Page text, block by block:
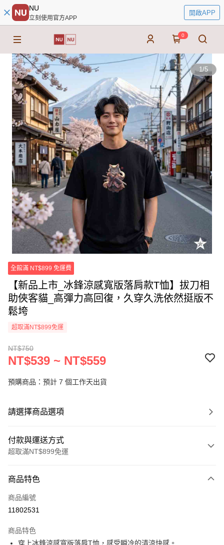
NU
立刻使用官方APP
開啟APP
0
1/5
全館滿 NT$899 免運費
【新品上市_冰鋒涼感寬版落肩款T恤】拔刀相
助俠客貓_高彈力高回復，久穿久洗依然挺版不
鬆垮
超取滿NT$899免運
NT$750
NT$539 ~ NT$559
預購商品：預計 7 個工作天出貨
請選擇商品選項
付款與運送方式
超取滿NT$899免運
信用卡一次付款
信用卡分期付款
合作金庫商業銀行
6 期 0 利率 每期
商品特色
商品編號
11802531
商品特色
穿上冰鋒涼感寬版落肩T恤，感受瞬冷的清涼快感。